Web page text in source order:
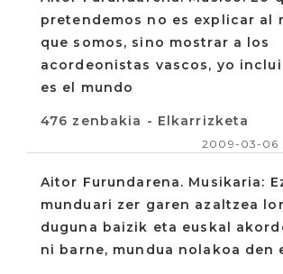
pretendemos no es explicar al
que somos, sino mostrar a los
acordeonistas vascos, yo
es el mundo
476 zenbakia - Elkarrizketa
2009-03-06
Aitor Furundarena. Musikaria:
munduari zer garen azaltzea
duguna baizik eta euskal
ni barne, mundua nolakoa den